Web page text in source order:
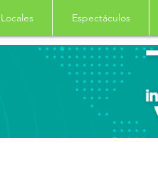
Locales Espectáculos